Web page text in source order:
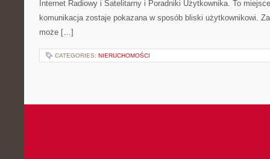
Internet Radiowy i Satelitarny i Poradniki Użytkownika. To
komunikacja zostaje pokazana w sposób bliski użytkownikowi.
może […]
CATEGORIES: NIERUCHOMOŚCI